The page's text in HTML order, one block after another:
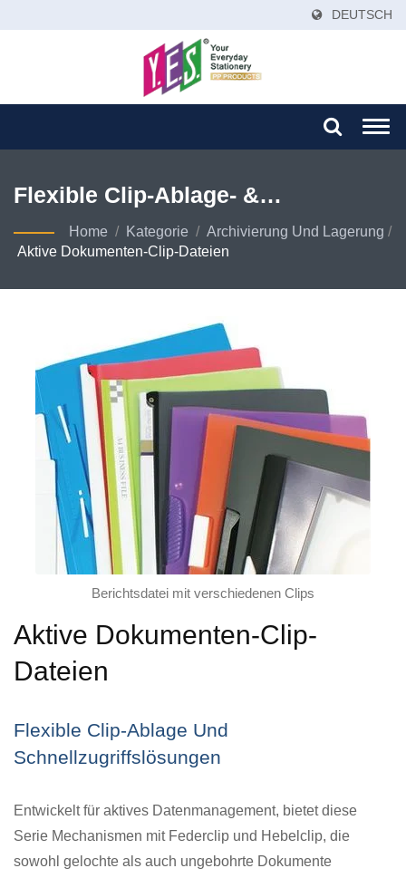
DEUTSCH
Flexible Clip-Ablage- &
Schnellzugriffs-Lösungen Für
Aktives Dokumentenmanagement
Home / Kategorie / Archivierung Und Lagerung /
Aktive Dokumenten-Clip-Dateien
Berichtsdatei mit verschiedenen Clips
Aktive Dokumenten-Clip-
Dateien
Flexible Clip-Ablage Und
Schnellzugriffslösungen
Entwickelt für aktives Datenmanagement, bietet diese
Serie Mechanismen mit Federclip und Hebelclip, die
sowohl gelochte als auch ungebohrte Dokumente